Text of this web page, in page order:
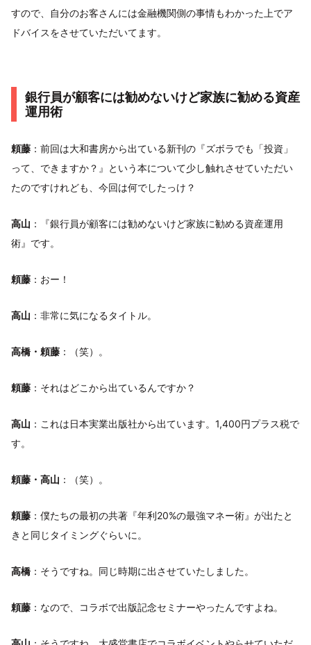
すので、自分のお客さんには金融機関側の事情もわかった上でア
ドバイスをさせていただいてます。
銀行員が顧客には勧めないけど家族に勧める資産
運用術
頼藤 ：前回は大和書房から出ている新刊の『ズボラでも「投資」
って、できますか？』という本について少し触れさせていただい
たのですけれども、今回は何でしたっけ？
高山 ：『銀行員が顧客には勧めないけど家族に勧める資産運用
術』です。
頼藤 ：おー！
高山 ：非常に気になるタイトル。
高橋・頼藤 ：（笑）。
頼藤 ：それはどこから出ているんですか？
高山 ：これは日本実業出版社から出ています。1,400円プラス税で
す。
頼藤・高山 ：（笑）。
頼藤 ：僕たちの最初の共著『年利20%の最強マネー術』が出たと
きと同じタイミングぐらいに。
高橋 ：そうですね。同じ時期に出させていたしました。
頼藤 ：なので、コラボで出版記念セミナーやったんですよね。